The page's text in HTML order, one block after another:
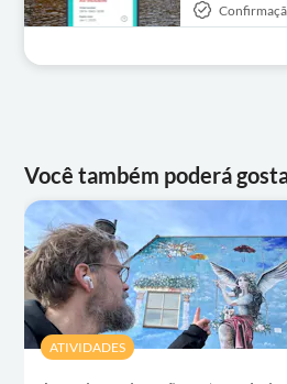
Você também poderá
ATIVIDADES